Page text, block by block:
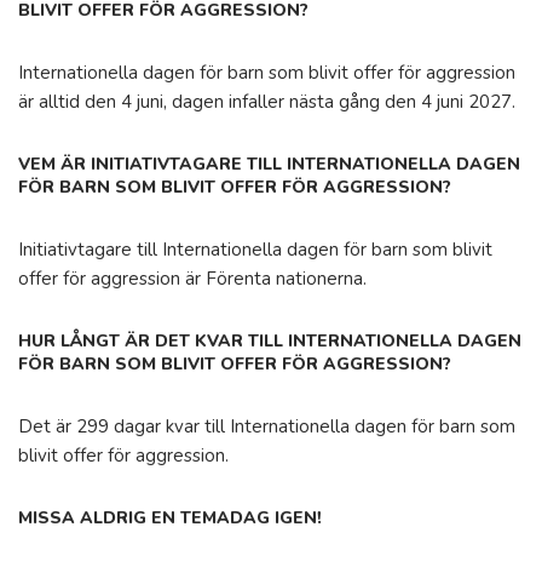
BLIVIT OFFER FÖR AGGRESSION?
Internationella dagen för barn som blivit offer för aggression
är alltid den 4 juni, dagen infaller nästa gång den 4 juni 2027.
VEM ÄR INITIATIVTAGARE TILL INTERNATIONELLA DAGEN
FÖR BARN SOM BLIVIT OFFER FÖR AGGRESSION?
Initiativtagare till Internationella dagen för barn som blivit
offer för aggression är Förenta nationerna.
HUR LÅNGT ÄR DET KVAR TILL INTERNATIONELLA DAGEN
FÖR BARN SOM BLIVIT OFFER FÖR AGGRESSION?
Det är 299 dagar kvar till Internationella dagen för barn som
blivit offer för aggression.
MISSA ALDRIG EN TEMADAG IGEN!